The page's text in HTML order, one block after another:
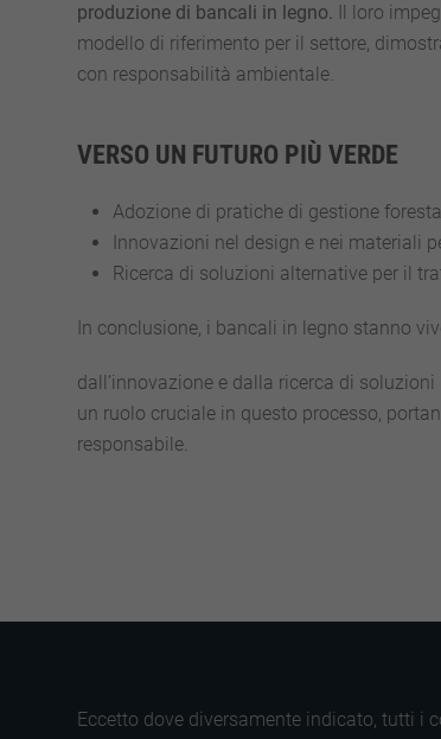
produzione di bancali in legno. Il loro
modello di riferimento per il settore,
con responsabilità ambientale.
VERSO UN FUTURO PIÙ VERDE
Adozione di pratiche di gestione
Innovazioni nel design e nei materiali
Ricerca di soluzioni alternative per il
In conclusione, i bancali in legno stanno
dall’innovazione e dalla ricerca di
un ruolo cruciale in questo processo,
responsabile.
Eccetto dove diversamente indicato, tutti i